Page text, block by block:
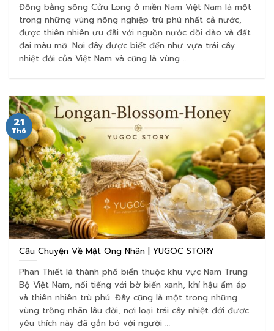
Đồng bằng sông Cửu Long ở miền Nam Việt Nam là một
trong những vùng nông nghiệp trù phú nhất cả nước,
được thiên nhiên ưu đãi với nguồn nước dồi dào và đất
đai màu mỡ. Nơi đây được biết đến như vựa trái cây
nhiệt đới của Việt Nam và cũng là vùng …
Câu Chuyện Về Mật Ong Nhãn | YUGOC STORY
Phan Thiết là thành phố biển thuộc khu vực Nam Trung
Bộ Việt Nam, nổi tiếng với bờ biển xanh, khí hậu ấm áp
và thiên nhiên trù phú. Đây cũng là một trong những
vùng trồng nhãn lâu đời, nơi loại trái cây nhiệt đới được
yêu thích này đã gắn bó với người …
21
Th6